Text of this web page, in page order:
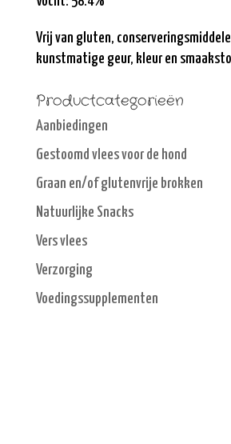
Vrij van gluten,
kunstmatige geur, kleur en
Productcategorieën
Aanbiedingen
Gestoomd vlees voor de hond
Graan en/of glutenvrije brokken
Natuurlijke Snacks
Vers vlees
Verzorging
Voedingssupplementen